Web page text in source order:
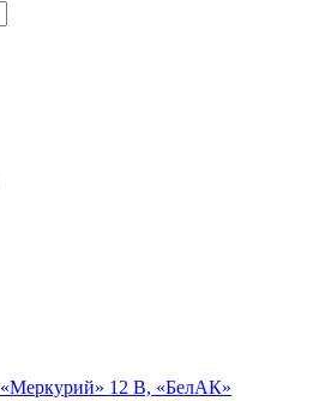
«Меркурий» 12 В, «БелАК»